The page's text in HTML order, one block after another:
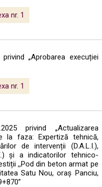
nr. 1
„Aprobarea execuției
nr. 1
privind „Actualizarea
la faza: Expertiză tehnică,
de intervenții (D.A.L.I.),
și a indicatorilor tehnico-
,,Pod din beton armat pe
Satu Nou, oraș Panciu,